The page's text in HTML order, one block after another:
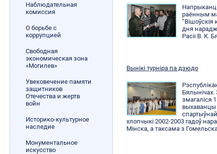
Наблюдательная
комиссия
О борьбе с
коррупцией
Свободная
экономическая зона
«Могилев»
Увековечение памяти
защитников
Отечества и жертв
войн
Историко-культурное
наследие
Монументальное
искусство
раённым
дня
Расіі В. К.
Вынікі турніра па дзюдо
змагаліся
выхаванцы
хлопчыкі 2002-2003 гадоў
Мінска, а таксама з